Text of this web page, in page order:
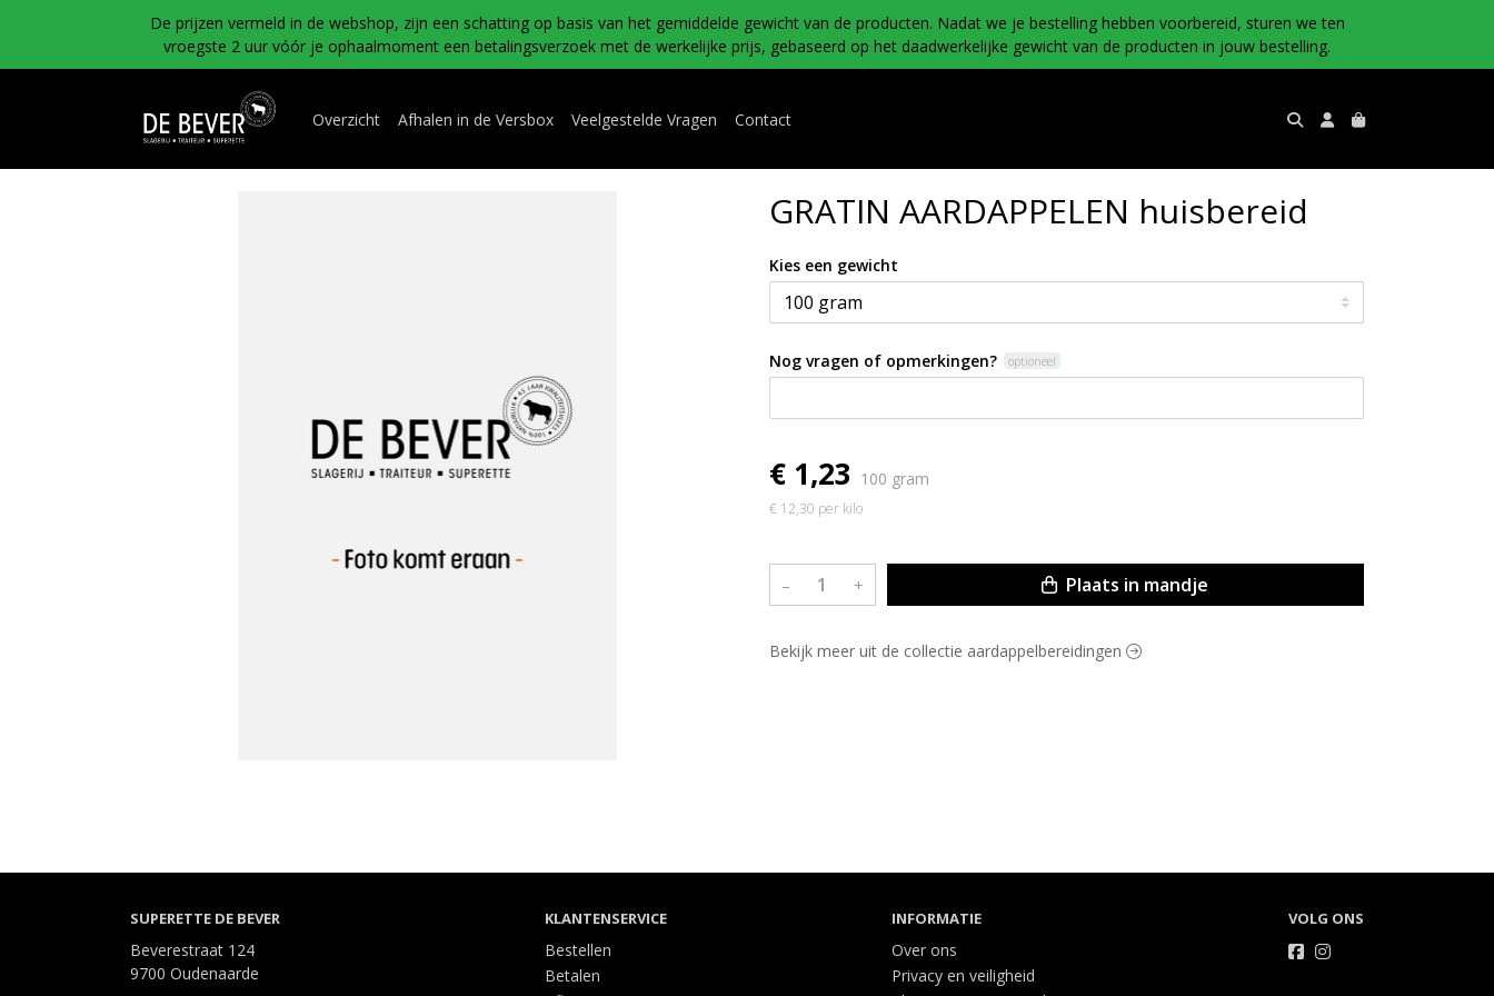
De prijzen vermeld in de webshop, zijn een schatting op basis van het gemiddelde gewicht van de producten. Nadat we je bestelling hebben voorbereid, sturen we ten
vroegste 2 uur vóór je ophaalmoment een betalingsverzoek met de werkelijke prijs, gebaseerd op het daadwerkelijke gewicht van de producten in jouw bestelling.
Overzicht Afhalen in de Versbox Veelgestelde Vragen Contact
GRATIN AARDAPPELEN huisbereid
Kies een gewicht
Nog vragen of opmerkingen? optioneel
€ 1,23 100 gram
€ 12,30 per kilo
– + Plaats in mandje
Bekijk meer uit de collectie aardappelbereidingen
SUPERETTE DE BEVER
Beverestraat 124
9700 Oudenaarde
KLANTENSERVICE
Bestellen
Betalen
INFORMATIE
Over ons
Privacy en veiligheid
VOLG ONS